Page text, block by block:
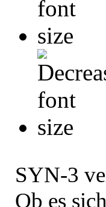
SYN-3
Ob es